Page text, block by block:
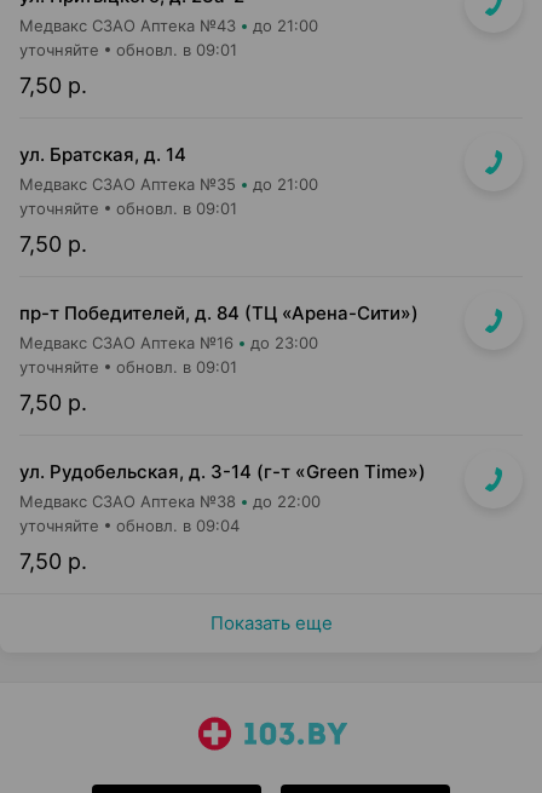
Медвакс СЗАО Аптека №43 до 21:00
7,50 р.
уточняйте обновл. в 09:01
ул. Братская, д. 14
Медвакс СЗАО Аптека №35 до 21:00
7,50 р.
уточняйте обновл. в 09:01
пр-т Победителей, д. 84 (ТЦ «Арена-Сити»)
Медвакс СЗАО Аптека №16 до 23:00
7,50 р.
уточняйте обновл. в 09:01
ул. Рудобельская, д. 3-14 (г-т «Green Time»)
Медвакс СЗАО Аптека №38 до 22:00
7,50 р.
уточняйте обновл. в 09:04
Показать еще